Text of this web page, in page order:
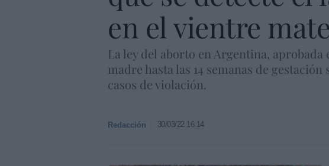
en el vientre
La ley del aborto en Argentina,
madre hasta las 14 semanas de
casos de violación.
Redacción 30/03/22 16:14